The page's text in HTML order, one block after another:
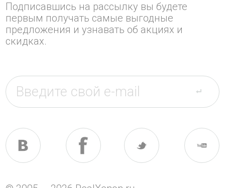
Подписавшись на рассылку вы будете
первым получать самые выгодные
предложения и узнавать об акциях и
скидках.